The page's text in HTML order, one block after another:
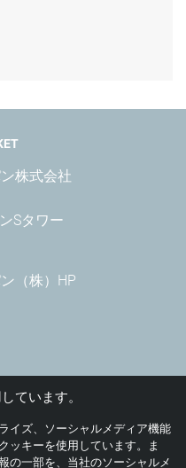
株式会社
Sタワー
（株）HP
ています。
イズ、ソーシャルメディア機能
ッキーを使用しています。ま
の一部を、当社のソーシャルメ